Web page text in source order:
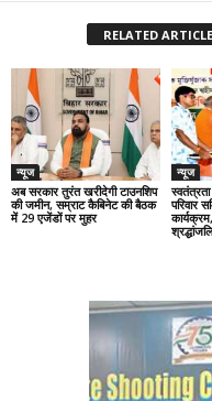
RELATED
न्यूज
अब सरकार तुरंत खरीदेगी टाउनशिप
की जमीन, सम्राट कैबिनेट की बैठक
में 29 एजेंडों पर मुहर
न्यूज
स्वतंत्रता
परिवार
श्रद्धांजलि